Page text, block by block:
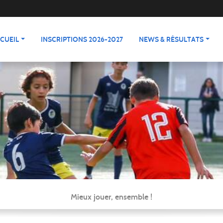
INSCRIPTIONS 2026-2027 NEWS & RÉSULTATS
Mieux jouer, ensemble !